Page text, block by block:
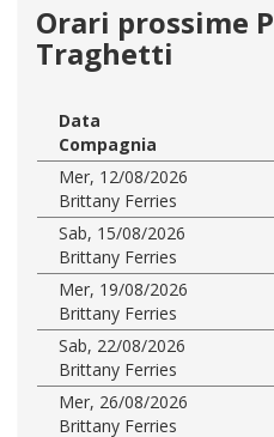
Orari prossime
Traghetti
Data
Compagnia
Mer, 12/08/2026
Brittany Ferries
Sab, 15/08/2026
Brittany Ferries
Mer, 19/08/2026
Brittany Ferries
Sab, 22/08/2026
Brittany Ferries
Mer, 26/08/2026
Brittany Ferries